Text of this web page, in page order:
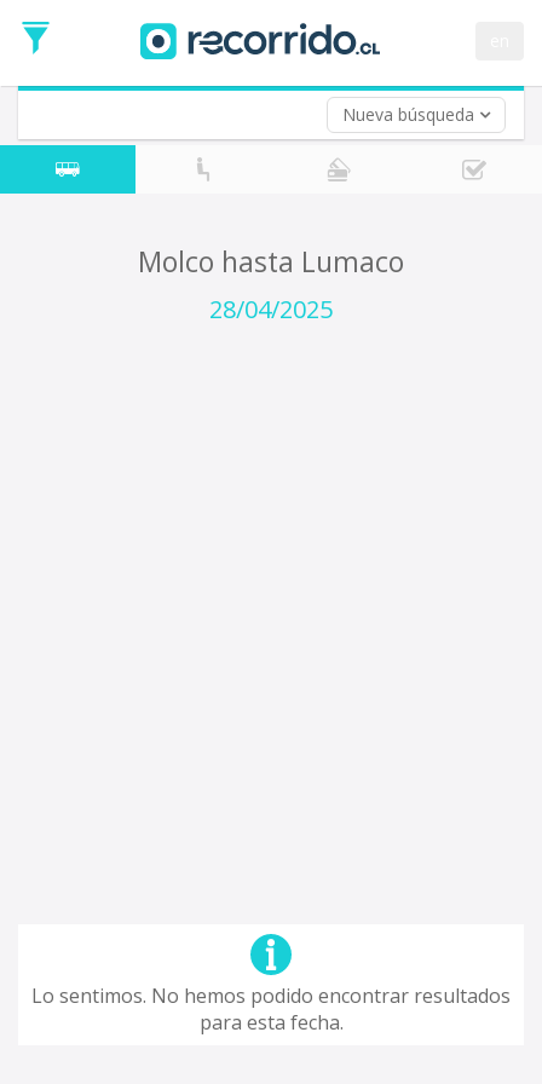
Nueva búsqueda
de
Ida
Vuelta (opcional)
Fecha
de
Molco hasta Lumaco
28/04/2025
Lo sentimos. No hemos podido encontrar resultados
para esta fecha.